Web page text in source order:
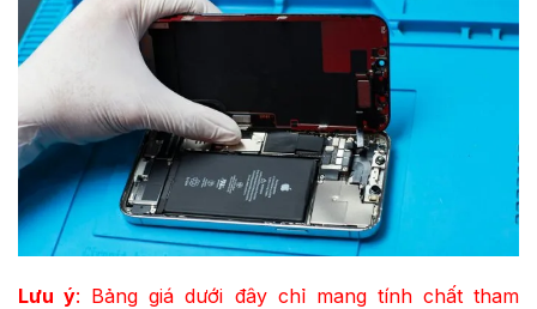
Lưu ý: Bảng giá dưới đây chỉ mang tính chất tham